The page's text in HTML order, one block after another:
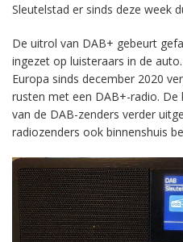
Sleutelstad er sinds deze week
De uitrol van DAB+ gebeurt
ingezet op luisteraars in de
Europa sinds december 2020
rusten met een DAB+-radio.
van de DAB-zenders verder
radiozenders ook binnenshuis